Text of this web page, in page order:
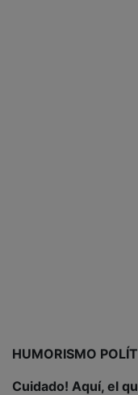
HUMORISMO
Cuidado! Aquí, el